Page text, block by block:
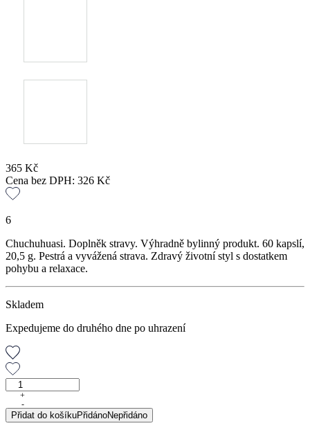
365 Kč
Cena bez DPH: 326 Kč
6
Chuchuhuasi. Doplněk stravy. Výhradně bylinný produkt. 60 kapslí,
20,5 g. Pestrá a vyvážená strava. Zdravý životní styl s dostatkem
pohybu a relaxace.
Skladem
Expedujeme do druhého dne po uhrazení
Chuchuhuasi,
kapslí
množství
+
-
Přidat do košíkuPřidánoNepřidáno